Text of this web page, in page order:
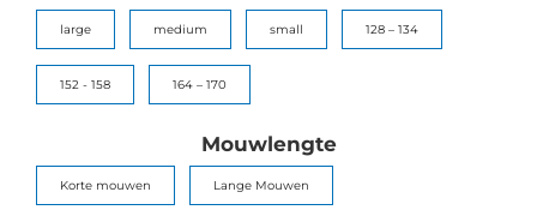
large medium small 128 – 134
152 - 158 164 – 170
Mouwlengte
Korte mouwen Lange Mouwen